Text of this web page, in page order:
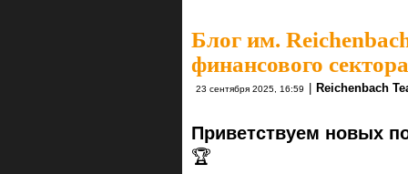
Блог им.
финансового
23 сентября 2025, 16:59 Reichenbach
Приветствуем новых
🏆